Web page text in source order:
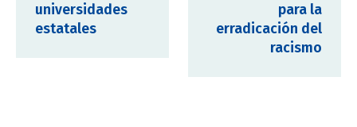
universidades
estatales
para la
erradicación del
racismo